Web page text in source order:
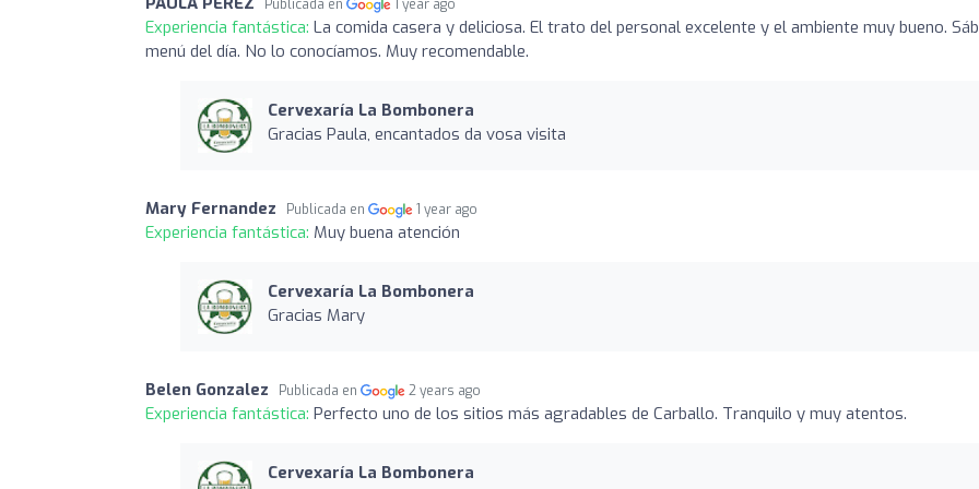
Publicada en 1 year ago
Experiencia fantástica: La comida casera y deliciosa. El trato del personal excelente y el ambiente muy bueno.
menú del día. No lo conocíamos. Muy recomendable.
Cervexaría La Bombonera
Gracias Paula, encantados da vosa visita
Mary Fernandez Publicada en 1 year ago
Experiencia fantástica: Muy buena atención
Cervexaría La Bombonera
Gracias Mary
Belen Gonzalez Publicada en 2 years ago
Experiencia fantástica: Perfecto uno de los sitios más agradables de Carballo. Tranquilo y muy atentos.
Cervexaría La Bombonera